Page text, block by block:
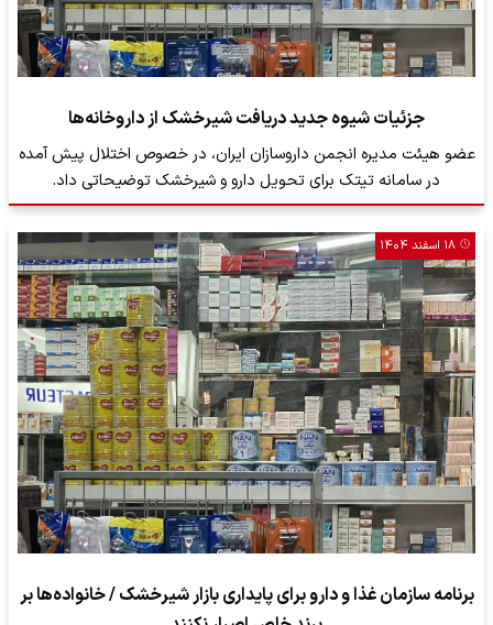
جزئیات شیوه جدید دریافت شیرخشک از داروخانه‌ها
عضو هیئت مدیره انجمن داروسازان ایران، در خصوص اختلال پیش آمده
در سامانه تیتک برای تحویل دارو و شیرخشک توضیحاتی داد.
۱۸ اسفند ۱۴۰۴
برنامه سازمان غذا و دارو برای پایداری بازار شیرخشک / خانواده‌ها بر